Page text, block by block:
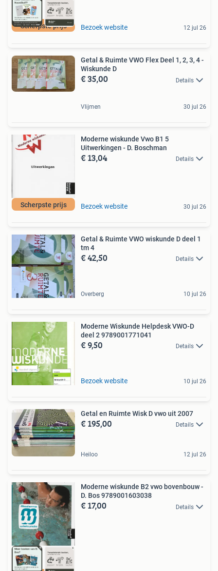
Scherpste prijs Bezoek website 12 jul 26
Getal & Ruimte VWO Flex Deel 1, 2, 3, 4 -
Wiskunde D
€ 35,00 Details
Vlijmen 30 jul 26
Scherpste prijs
Moderne wiskunde Vwo B1 5
Uitwerkingen - D. Boschman
€ 13,04 Details
Bezoek website 30 jul 26
Getal & Ruimte VWO wiskunde D deel 1
tm 4
€ 42,50 Details
Overberg 10 jul 26
Moderne Wiskunde Helpdesk VWO-D
deel 2 9789001771041
€ 9,50 Details
Bezoek website 10 jul 26
Getal en Ruimte Wisk D vwo uit 2007
€ 195,00 Details
Heiloo 12 jul 26
Moderne wiskunde B2 vwo bovenbouw -
D. Bos 9789001603038
€ 17,00 Details